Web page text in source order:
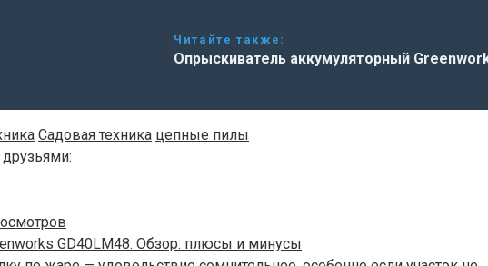
Читайте также:
Опрыскиватель аккумуляторный
Садовая техника цепные пилы
GD40LM48. Обзор: плюсы и минусы